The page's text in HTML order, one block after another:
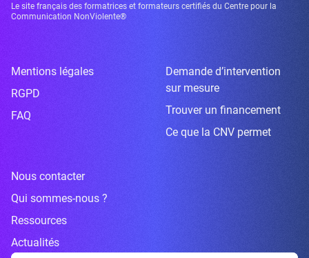
Le site français des formatrices et formateurs certifiés du Centre pour la
Communication NonViolente®
Mentions légales
RGPD
FAQ
Demande d’intervention
sur mesure
Trouver un financement
Ce que la CNV permet
Nous contacter
Qui sommes-nous ?
Ressources
Actualités